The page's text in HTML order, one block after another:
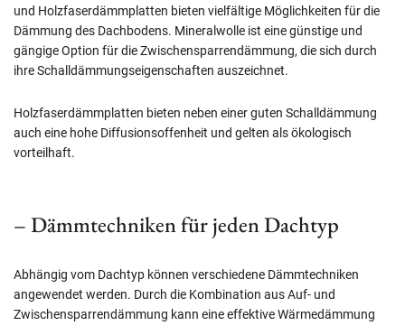
und Holzfaserdämmplatten bieten vielfältige Möglichkeiten für die
Dämmung des Dachbodens. Mineralwolle ist eine günstige und
gängige Option für die Zwischensparrendämmung, die sich durch
ihre Schalldämmungseigenschaften auszeichnet.
Holzfaserdämmplatten bieten neben einer guten Schalldämmung
auch eine hohe Diffusionsoffenheit und gelten als ökologisch
vorteilhaft.
– Dämmtechniken für jeden Dachtyp
Abhängig vom Dachtyp können verschiedene Dämmtechniken
angewendet werden. Durch die Kombination aus Auf- und
Zwischensparrendämmung kann eine effektive Wärmedämmung